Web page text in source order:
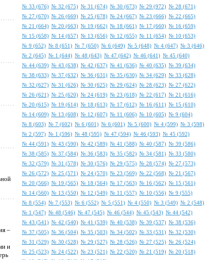
–
и
№ 33 (676) № 32 (675) № 31 (674) № 30 (673) № 29 (972) № 28 (671)
№ 27 (670) № 26 (669) № 25 (678) № 24 (667) № 23 (666) № 22 (665)
№ 21 (664) № 20 (663) № 19 (662) № 18 (661) № 17 (660) № 16 (659)
№ 15 (658) № 14 (657) № 13 (656) № 12 (655) № 11 (654) № 10 (653)
№ 9 (652) № 8 (651) № 7 (650) № 6 (649) № 5 (648) № 4 (647) № 3 (646)
№ 2 (645) № 1 (644) № 48 (643) № 47 (642) № 46 (641) № 45 (640)
№ 44 (639) № 43 (638) № 42 (637) № 41 (636) № 40 (635) № 39 (634)
№ 38 (633) № 37 (632) № 36 (631) № 35 (630) № 34 (629) № 33 (628)
№ 32 (627) № 31 (626) № 30 (625) № 29 (624) № 28 (623) № 27 (622)
№ 26 (621) № 25 (620) № 24 (619) № 23 (618) № 22 (617) № 21 (616)
№ 20 (615) № 19 (614) № 18 (613) № 17 (612) № 16 (611) № 15 (610)
№ 14 (609) № 13 (608) № 12 (607) № 11 (606) № 10 (605) № 9 (604)
№ 8 (603) № 7 (602) № 6 (601) № 6 (601) № 5 (600) № 4 (599) № 3 (598)
№ 2 (597) № 1 (596) № 48 (595) № 47 (594) № 46 (593) № 45 (592)
№ 44 (591) № 43 (590) № 42 (589) № 41 (588) № 40 (587) № 39 (586)
№ 38 (585) № 37 (584) № 36 (583) № 35 (582) № 34 (581) № 33 (580)
№ 32 (579) № 31 (578) № 30 (576) № 29 (575) № 28 (574) № 27 (573)
№ 26 (572) № 25 (571) № 24 (570) № 23 (569) № 22 (568) № 21 (567)
№ 20 (566) № 19 (565) № 18 (564) № 17 (563) № 16 (562) № 15 (561)
№ 14 (560) № 13 (550) № 12 (549) № 11 (557) № 10 (556) № 9 (555)
№ 8 (554) № 7 (553) № 6 (552) № 5 (551) № 4 (550) № 3 (549) № 2 (548)
№ 1 (547) № 48 (546) № 47 (545) № 46 (544) № 45 (543) № 44 (542)
№ 43 (541) № 42 (540) № 41 (539) № 40 (538) № 39 (537) № 38 (536)
№ 37 (505) № 36 (504) № 35 (503) № 34 (502) № 33 (531) № 32 (530)
№ 31 (529) № 30 (528) № 29 (527) № 28 (526) № 27 (525) № 26 (524)
№ 25 (523) № 24 (522) № 23 (521) № 22 (520) № 21 (519) № 20 (518)